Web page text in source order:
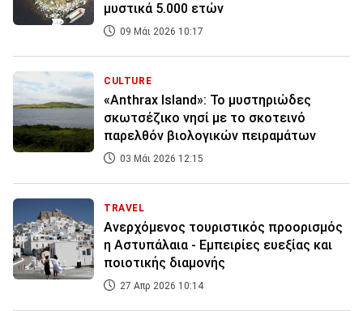
μυστικά 5.000 ετών
09 Μάι 2026 10:17
CULTURE
«Anthrax Island»: Το μυστηριώδες
σκωτσέζικο νησί με το σκοτεινό
παρελθόν βιολογικών πειραμάτων
03 Μάι 2026 12:15
TRAVEL
Aνερχόμενος τουριστικός προορισμός
η Αστυπάλαια - Εμπειρίες ευεξίας και
ποιοτικής διαμονής
27 Απρ 2026 10:14